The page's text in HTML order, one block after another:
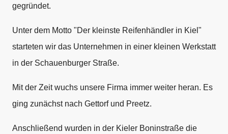
gegründet.
Unter dem Motto "Der kleinste Reifenhändler in Kiel"
starteten wir das Unternehmen in einer kleinen Werkstatt
in der Schauenburger Straße.
Mit der Zeit wuchs unsere Firma immer weiter heran. Es
ging zunächst nach Gettorf und Preetz.
Anschließend wurden in der Kieler Boninstraße die